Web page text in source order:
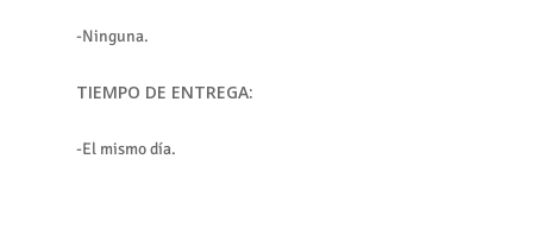
-Ninguna.
TIEMPO DE ENTREGA:
-El mismo día.